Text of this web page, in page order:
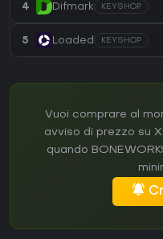
4 Difmark KEYSHOP
5 Loaded KEYSHOP
Vuoi comprare al
avviso di prezzo su
quando